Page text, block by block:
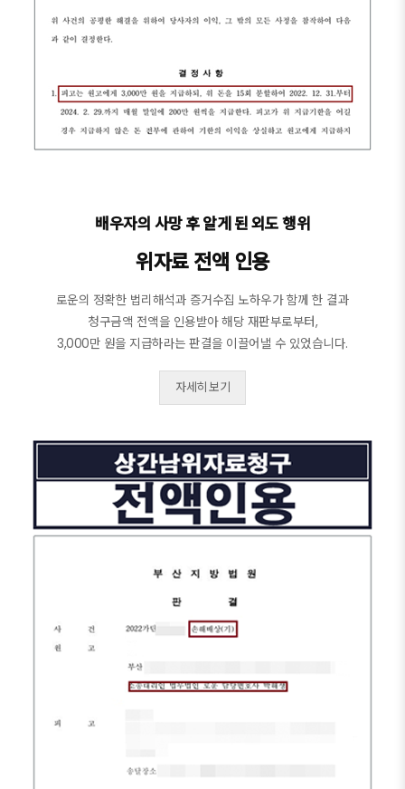
배우자의 사망 후 알게 된 외도 행위
위자료 전액 인용
로운의 정확한 법리해석과 증거수집 노하우가 함께 한 결과
청구금액 전액을 인용받아 해당 재판부로부터,
3,000만 원을 지급하라는 판결을 이끌어낼 수 있었습니다.
자세히 보기